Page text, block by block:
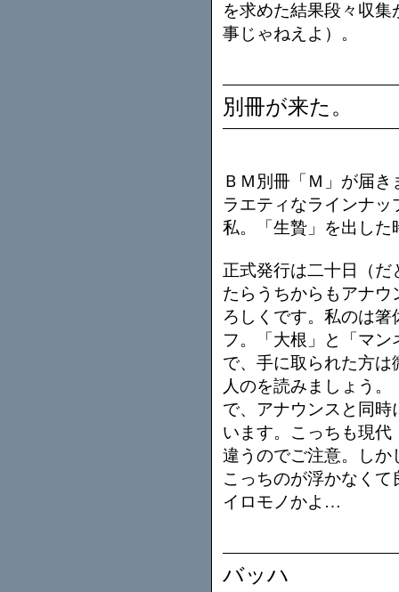
を求めた結果段々収
事じゃねえよ）。
別冊が来た。
ＢＭ別冊「Ｍ」が届
ラエティなラインナ
私。「生贄」を出した
正式発行は二十日（
たらうちからもアナ
ろしくです。私のは
フ。「大根」と「マ
で、手に取られた方
人のを読みましょう。
で、アナウンスと同
います。こっちも現
違うのでご注意。しか
こっちのが浮かなく
イロモノかよ…
バッハ